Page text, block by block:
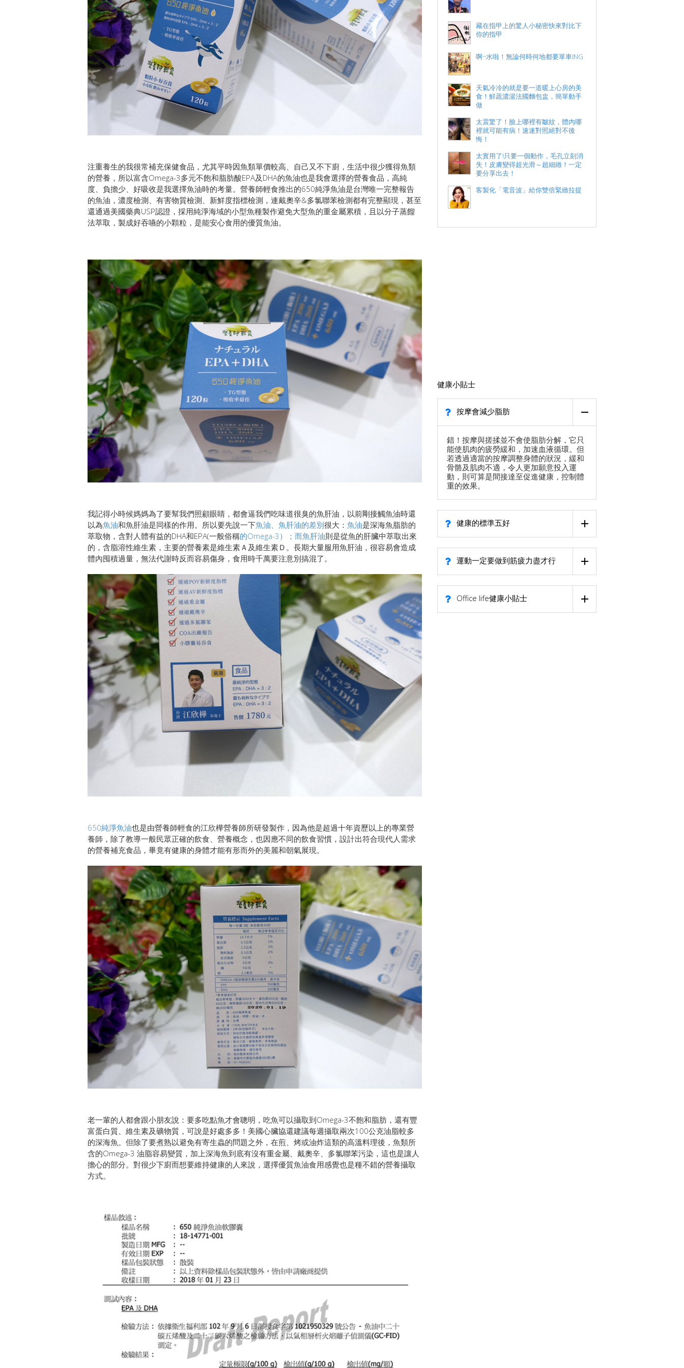
注重養生的我很常補充保健食品，尤其平時因魚類單價較高、自己又不下廚，生活中很少獲得魚類
的營養，所以富含Omega-3多元不飽和脂肪酸EPA及DHA的魚油也是我會選擇的營養食品，高純
度、負擔少、好吸收是我選擇魚油時的考量。營養師輕食推出的650純淨魚油是台灣唯一完整報告
的魚油，濃度檢測、有害物質檢測、新鮮度指標檢測，連戴奧辛&多氯聯苯檢測都有完整顯現，甚至
還通過美國藥典USP認證，採用純淨海域的小型魚種製作避免大型魚的重金屬累積，且以分子蒸餾
法萃取，製成好吞嚥的小顆粒，是能安心食用的優質魚油。
我記得小時候媽媽為了要幫我們照顧眼睛，都會逼我們吃味道很臭的魚肝油，以前剛接觸魚油時還
以為魚油和魚肝油是同樣的作用。所以要先說一下魚油、魚肝油的差別很大： 魚油是深海魚脂肪的
萃取物，含對人體有益的DHA和EPA(一般俗稱的Omega-3）；而魚肝油則是從魚的肝臟中萃取出來
的，含脂溶性維生素，主要的營養素是維生素Ａ及維生素Ｄ。長期大量服用魚肝油，很容易會造成
體內囤積過量，無法代謝時反而容易傷身，食用時千萬要注意別搞混了。
650純淨魚油也是由營養師輕食的江欣樺營養師所研發製作，因為他是超過十年資歷以上的專業營
養師，除了教導一般民眾正確的飲食、營養概念，也因應不同的飲食習慣，設計出符合現代人需求
的營養補充食品，畢竟有健康的身體才能有形而外的美麗和朝氣展現。
老一輩的人都會跟小朋友說：要多吃點魚才會聰明，吃魚可以攝取到Omega-3不飽和脂肪，還有豐
富蛋白質、維生素及礦物質，可說是好處多多！美國心臟協還建議每週攝取兩次100公克油脂較多
的深海魚。但除了要煮熟以避免有寄生蟲的問題之外，在煎、烤或油炸這類的高溫料理後，魚類所
含的Omega-3 油脂容易變質，加上深海魚到底有沒有重金屬、戴奧辛、多氯聯苯污染，這也是讓人
擔心的部分。對很少下廚而想要維持健康的人來說，選擇優質魚油食用感覺也是種不錯的營養攝取
方式。
藏在指甲上的驚人小秘密快來對比下
你的指甲
啊~水啦！無論何時何地都要單車ING
天氣冷冷的就是要一道暖上心房的美
食！鮮蔬濃湯法國麵包盅，簡單動手
做
太震驚了！臉上哪裡有皺紋，體內哪
裡就可能有病！速速對照絕對不後
悔！
太實用了!只要一個動作，毛孔立刻消
失！皮膚變得超光滑～超細緻！一定
要分享出去！
客製化「電音波」給你雙倍緊緻拉提
健康小貼士
按摩會減少脂肪
錯！按摩與搓揉並不會使脂肪分解，它只
能使肌肉的疲勞緩和，加速血液循環。但
若透過適當的按摩調整身體的狀況，緩和
骨骼及肌肉不適，令人更加願意投入運
動，則可算是間接達至促進健康，控制體
重的效果。
健康的標準五好
運動一定要做到筋疲力盡才行
Office life健康小貼士